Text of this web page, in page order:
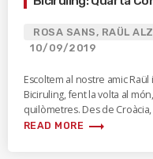
ROSA SANS, RAÜL
10/09/2019
Escoltem al nostre amic
Biciruling, fent la volta al
quilòmetres. Des de
READ MORE trending_flat